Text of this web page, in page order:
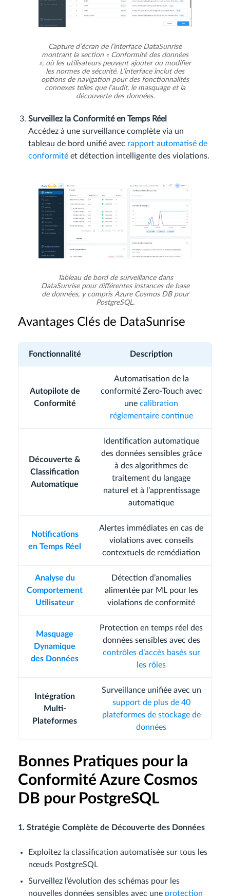
Capture d’écran de l’interface DataSunrise
montrant la section « Conformité des données
», où les utilisateurs peuvent ajouter ou modifier
les normes de sécurité. L’interface inclut des
options de navigation pour des fonctionnalités
connexes telles que l’audit, le masquage et la
découverte des données.
Surveillez la Conformité en Temps Réel
Accédez à une surveillance complète via un
tableau de bord unifié avec rapport automatisé de
conformité et détection intelligente des violations.
Tableau de bord de surveillance dans
DataSunrise pour différentes instances de base
de données, y compris Azure Cosmos DB pour
PostgreSQL.
Avantages Clés de DataSunrise
Fonctionnalité Description
Autopilote de
Conformité
Automatisation de la
conformité Zero-Touch avec
une calibration
réglementaire continue
Découverte &
Classification
Automatique
Identification automatique
des données sensibles grâce
à des algorithmes de
traitement du langage
naturel et à l’apprentissage
automatique
Notifications
en Temps Réel
Alertes immédiates en cas de
violations avec conseils
contextuels de remédiation
Analyse du
Comportement
Utilisateur
Détection d’anomalies
alimentée par ML pour les
violations de conformité
Masquage
Dynamique
des Données
Protection en temps réel des
données sensibles avec des
contrôles d’accès basés sur
les rôles
Intégration
Multi-
Plateformes
Surveillance unifiée avec un
support de plus de 40
plateformes de stockage de
données
Bonnes Pratiques pour la
Conformité Azure Cosmos
DB pour PostgreSQL
1. Stratégie Complète de Découverte des Données
Exploitez la classification automatisée sur tous les
nœuds PostgreSQL
Surveillez l’évolution des schémas pour les
nouvelles données sensibles avec une protection